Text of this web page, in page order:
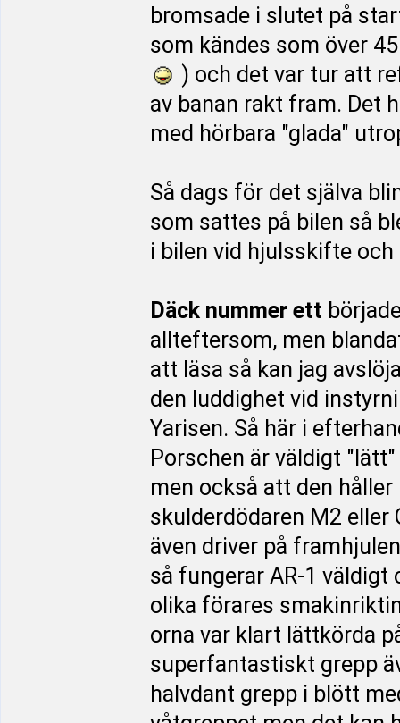
bromsade i slutet på
som kändes som över
) och det var tur att
av banan rakt fram. Det
med hörbara "glada"
Så dags för det själva
som sattes på bilen så
i bilen vid hjulsskifte
Däck nummer ett
allteftersom, men
att läsa så kan jag
den luddighet vid
Yarisen. Så här i
Porschen är väldigt
men också att den
skulderdödaren M2 eller
även driver på
så fungerar AR-1
olika förares
orna var klart lättkörda
superfantastiskt grepp
halvdant grepp i blött